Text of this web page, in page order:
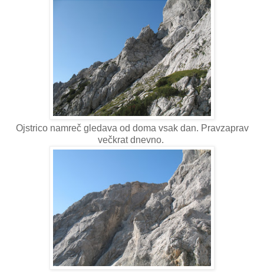
Ojstrico namreč gledava od doma vsak dan. Pravzaprav
večkrat dnevno.